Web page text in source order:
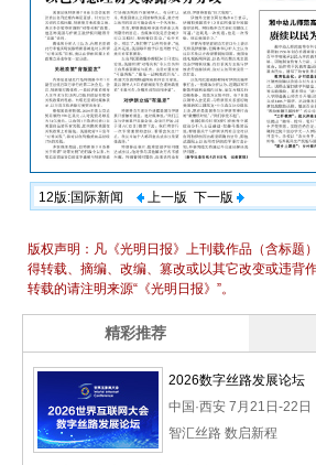
12版:国际新闻 上一版 下一版